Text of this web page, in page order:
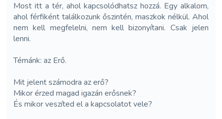
Most itt a tér, ahol kapcsolódhatsz hozzá. Egy alkalom,
ahol férfiként találkozunk őszintén, maszkok nélkül. Ahol
nem kell megfelelni, nem kell bizonyítani. Csak jelen
lenni.
Témánk: az Erő.
Mit jelent számodra az erő?
Mikor érzed magad igazán erősnek?
És mikor veszíted el a kapcsolatot vele?